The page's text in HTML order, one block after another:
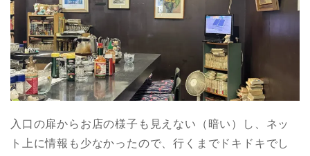
入口の扉からお店の様子も見えない（暗い）し、ネッ
ト上に情報も少なかったので、行くまでドキドキでし